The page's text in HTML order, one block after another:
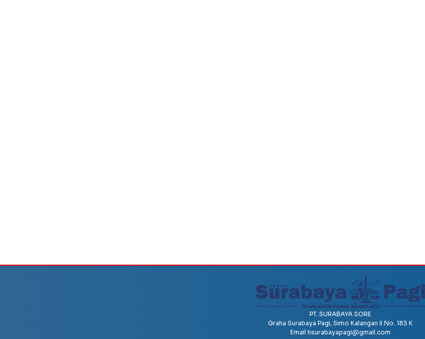
PT. SURABAYA SORE
Graha Surabaya Pagi, Simo Kalangan II No. 183 K
Email hsurabayapagi@gmail.com